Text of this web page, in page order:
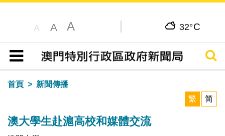
A A A 32°C
目錄
搜尋
首頁
新聞傳播
繁
简
澳大學生赴滬高校和媒體交流